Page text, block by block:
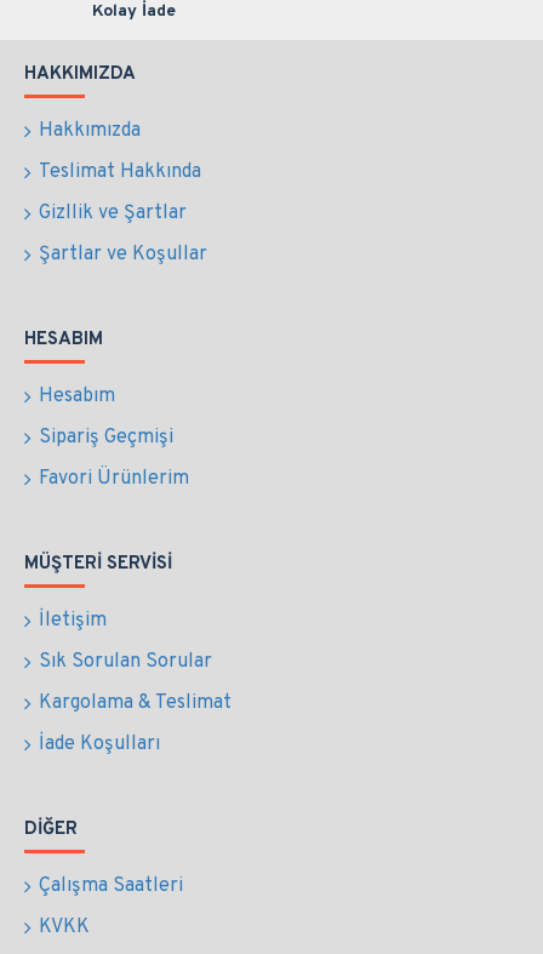
Kolay İade
HAKKIMIZDA
Hakkımızda
Teslimat Hakkında
Gizllik ve Şartlar
Şartlar ve Koşullar
HESABIM
Hesabım
Sipariş Geçmişi
Favori Ürünlerim
MÜŞTERI SERVISI
İletişim
Sık Sorulan Sorular
Kargolama & Teslimat
İade Koşulları
DIĞER
Çalışma Saatleri
KVKK